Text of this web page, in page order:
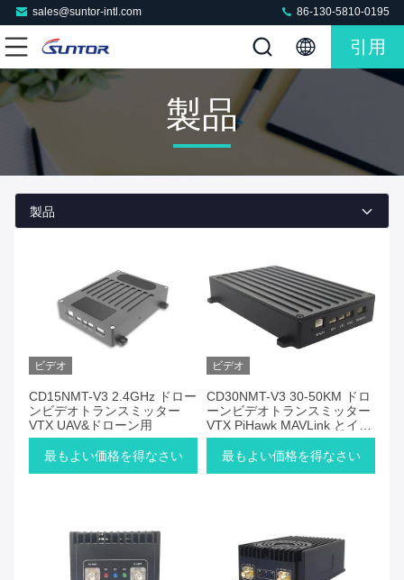
sales@suntor-intl.com 86-130-5810-0195
引用
製品
製品
ビデオ
CD15NMT-V3 2.4GHz ドロー
ンビデオトランスミッター
VTX UAV&ドローン用
最もよい価格を得なさい
ビデオ
CD30NMT-V3 30-50KM ドロ
ーンビデオトランスミッター
VTX PiHawk MAVLink とイー
サネットポート
最もよい価格を得なさい